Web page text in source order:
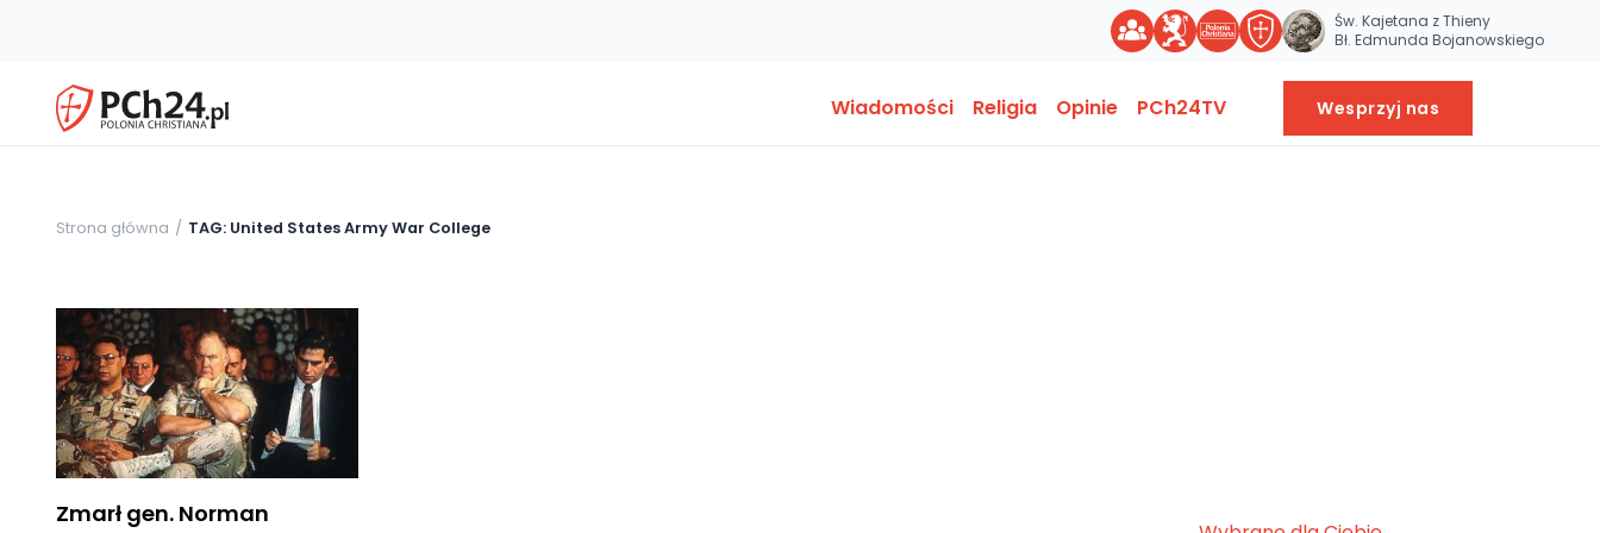
Św. Kajetana z Thieny
Bł. Edmunda Bojanowskiego
Wiadomości Religia Opinie PCh24TV Wesprzyj nas
Strona główna TAG: United States Army War College
Zmarł gen. Norman